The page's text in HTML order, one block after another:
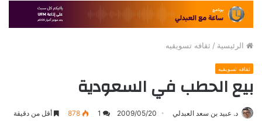
الرئيسية / ثقافه تسويقيه
ثقافه تسويقيه
بيع الحطب في السعودية
د. عبيد بن سعد العبدلي 2009/05/20
1
878 أقل من دقيقة